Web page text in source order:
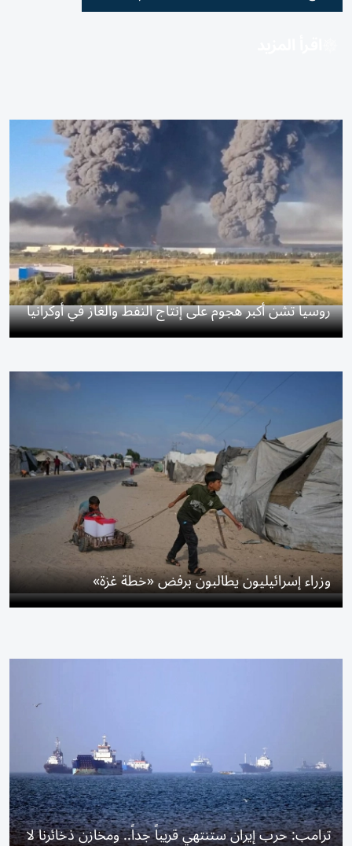
روسيا تشن أكبر هجوم على إنتاج النفط والغاز في أوكرانيا
وزراء إسرائيليون يطالبون برفض «خطة غزة»
ترامب: حرب إيران ستنتهي قريباً جداً.. ومخازن ذخائرنا لا